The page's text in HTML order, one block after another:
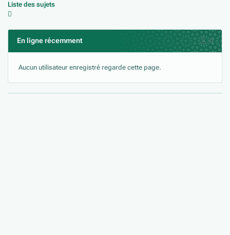
Liste des sujets
En ligne récemment 0
Aucun utilisateur enregistré regarde cette page.